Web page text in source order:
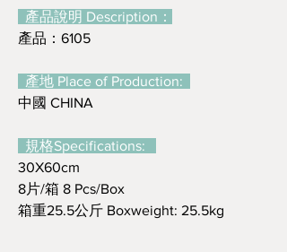
產品說明 Description：
產品：6105
產地 Place of Production:
中國 CHINA
規格Specifications:
30X60cm
8片/箱 8 Pcs/Box
箱重25.5公斤 Boxweight: 25.5kg